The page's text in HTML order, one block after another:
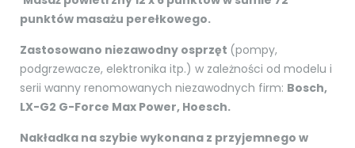
punktów masażu perełkowego.
Zastosowano niezawodny osprzęt (pompy,
podgrzewacze, elektronika itp.) w zależności od modelu i
serii wanny renomowanych niezawodnych firm: Bosch,
LX-G2 G-Force Max Power, Hoesch.
Nakładka na szybie wykonana z przyjemnego w